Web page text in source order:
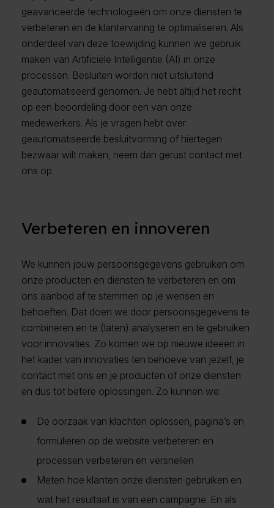
geavanceerde technologieën om onze diensten te
verbeteren en de klantervaring te optimaliseren. Als
onderdeel van deze toewijding kunnen we gebruik
maken van Artificiële Intelligentie (AI) in onze
processen. Besluiten worden niet uitsluitend
geautomatiseerd genomen. Je hebt altijd het recht
op een beoordeling door een van onze
medewerkers. Als je vragen hebt over
geautomatiseerde besluitvorming of hiertegen
bezwaar wilt maken, neem dan gerust contact met
ons op.
Verbeteren en innoveren
We kunnen jouw persoonsgegevens gebruiken om
onze producten en diensten te verbeteren en om
ons aanbod af te stemmen op je wensen en
behoeften. Dat doen we door persoonsgegevens te
combineren en te (laten) analyseren en te gebruiken
voor innovaties. Zo komen we op nieuwe ideeën in
het kader van innovaties ten behoeve van jezelf, je
contact met ons en je producten of onze diensten
en dus tot betere oplossingen. Zo kunnen we:
De oorzaak van klachten oplossen, pagina’s en
formulieren op de website verbeteren en
processen verbeteren en versnellen
Meten hoe klanten onze diensten gebruiken en
wat het resultaat is van een campagne. En als